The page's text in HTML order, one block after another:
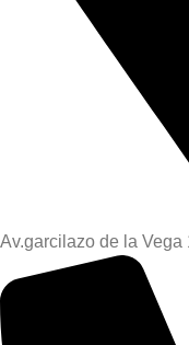
Av.garcilazo de la